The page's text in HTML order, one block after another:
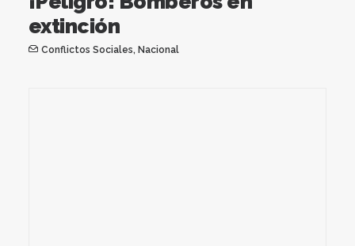
extinción
Conflictos Sociales, Nacional